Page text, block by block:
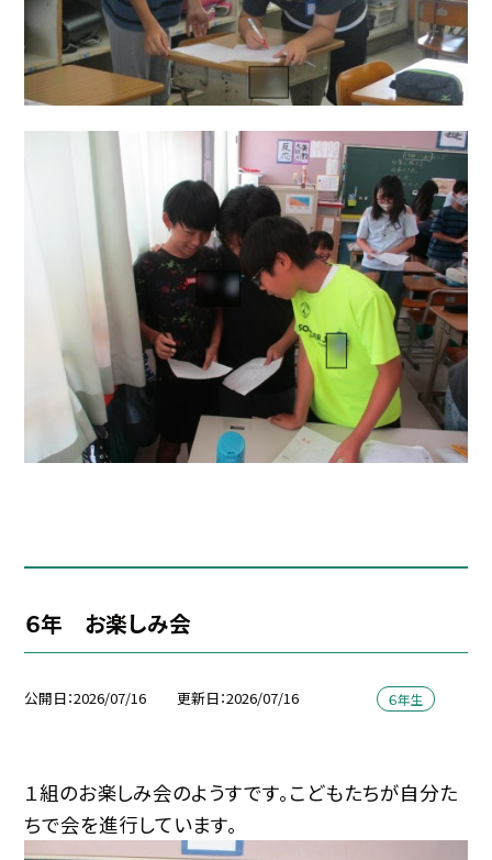
６年 お楽しみ会
公開日 2026/07/16 更新日 2026/07/16 ６年生
１組のお楽しみ会のようすです。こどもたちが自分た
ちで会を進行しています。